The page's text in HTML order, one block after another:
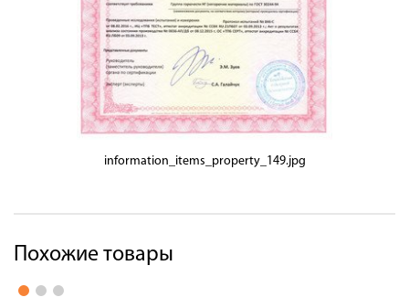
information_items_property_149.jpg
Похожие товары